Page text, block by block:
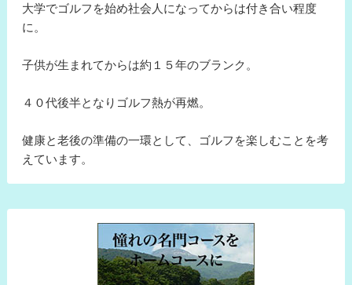
大学でゴルフを始め社会人になってからは付き合い程度
に。
子供が生まれてからは約１５年のブランク。
４０代後半となりゴルフ熱が再燃。
健康と老後の準備の一環として、ゴルフを楽しむことを考
えています。